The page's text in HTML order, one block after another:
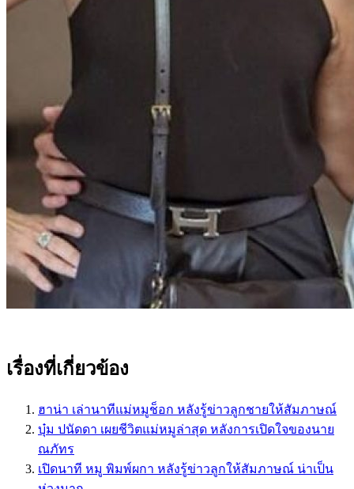
เรื่องที่เกี่ยวข้อง
ฮาน่า เล่านาทีแม่หมูช็อก หลังรู้ข่าวลูกชายให้สัมภาษณ์
บุ๋ม ปนัดดา เผยชีวิตแม่หมูล่าสุด หลังการเปิดใจของนาย
ณภัทร
เปิดนาที หมู พิมพ์ผกา หลังรู้ข่าวลูกให้สัมภาษณ์ น่าเป็น